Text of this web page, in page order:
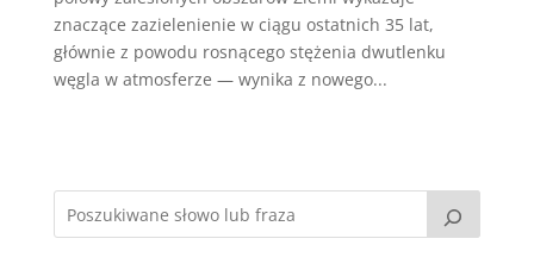
znaczące zazielenienie w ciągu ostatnich 35 lat,
głównie z powodu rosnącego stężenia dwutlenku
węgla w atmosferze — wynika z nowego...